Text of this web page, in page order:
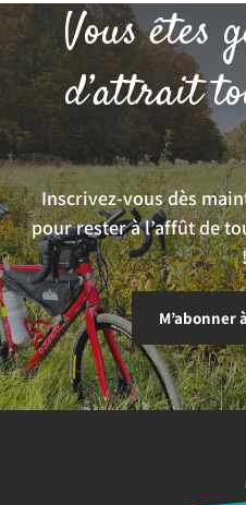
Vous êtes
d’attrait
Inscrivez-vous dès
pour rester à l’affût de
!
M’abonner